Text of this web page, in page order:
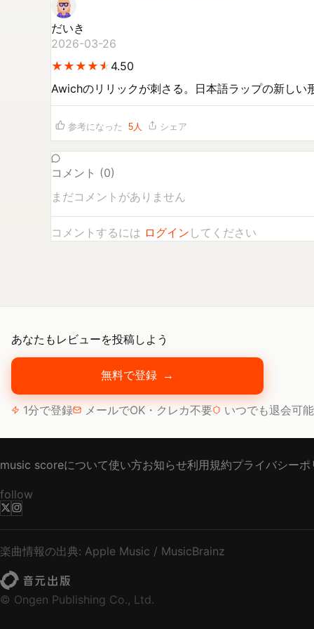
だいき
2026-03-26
★
★★
★★
★★
★★
★ 4.50
Awichのリリックが刺さる。日本語ラップの新しい
参考になった 5人 シェア
コメント (0)
まだコメントがありません
コメントするには ログイン してください
あなたもレビューを投稿しよう
無料で登録 →
1分で登録 メールでOK・クレカ不要 いつでも退会可能
music scoreについて使い方お知らせ利用規約プライバシーポ
follow
楽曲情報の出典: Apple Music / MusicBrainz
© Ongen Publishing Co., Ltd.